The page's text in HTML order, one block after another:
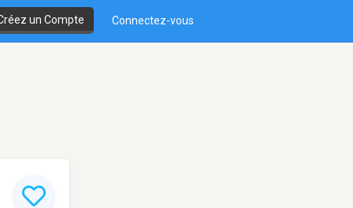
un Compte Connectez-vous